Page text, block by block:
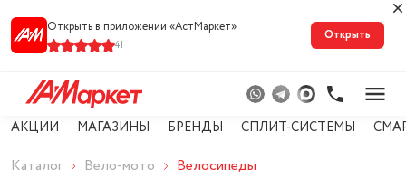
Открыть в приложении «АстМарке‪т‬»
41
Открыть
АКЦИИ МАГАЗИНЫ БРЕНДЫ СПЛИТ-СИСТЕМЫ
Каталог Вело-мото Велосипеды